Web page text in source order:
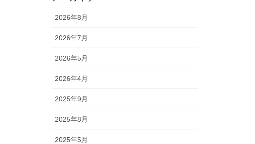
2026年8月
2026年7月
2026年5月
2026年4月
2025年9月
2025年8月
2025年5月